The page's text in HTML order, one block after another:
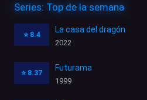
Series: Top de la semana
⭐ 8.4
La casa del dragón
2022
⭐ 8.37
Futurama
1999